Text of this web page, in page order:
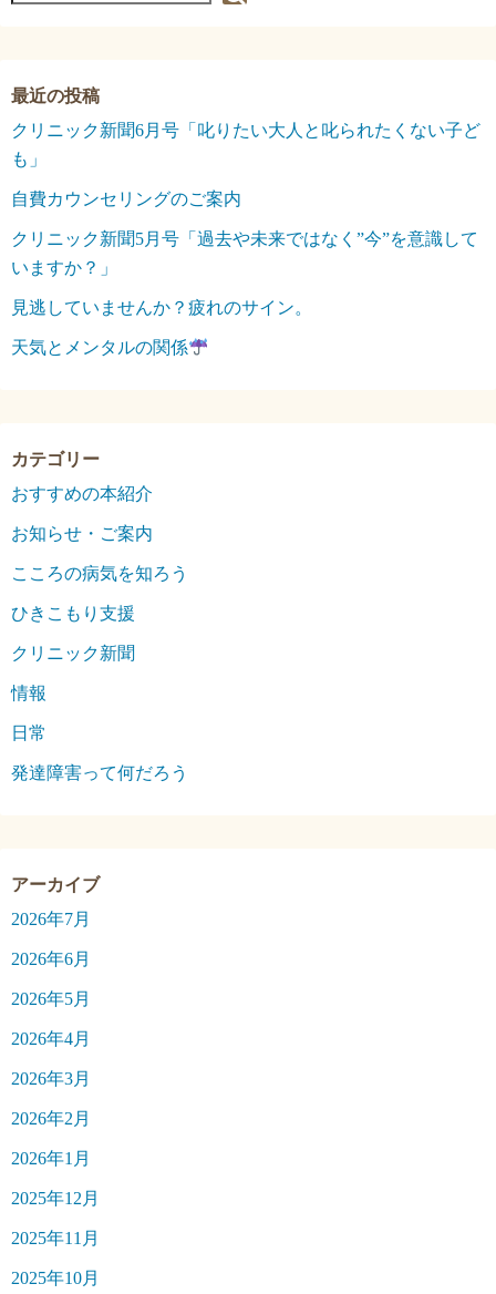
クリニック新聞6月号「叱りたい大人と叱られたくない子ど
も」
自費カウンセリングのご案内
クリニック新聞5月号「過去や未来ではなく”今”を意識して
いますか？」
見逃していませんか？疲れのサイン。
天気とメンタルの関係
おすすめの本紹介
お知らせ・ご案内
こころの病気を知ろう
ひきこもり支援
クリニック新聞
情報
日常
発達障害って何だろう
2026年7月
2026年6月
2026年5月
2026年4月
2026年3月
2026年2月
2026年1月
2025年12月
2025年11月
2025年10月